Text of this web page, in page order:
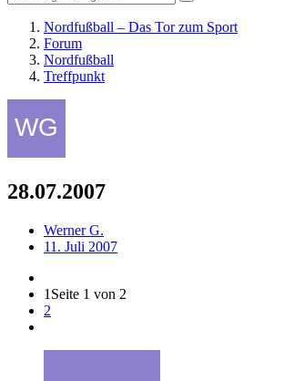
Nordfußball – Das Tor zum Sport
Forum
Nordfußball
Treffpunkt
28.07.2007
Werner G.
11. Juli 2007
1 Seite 1 von 2
2